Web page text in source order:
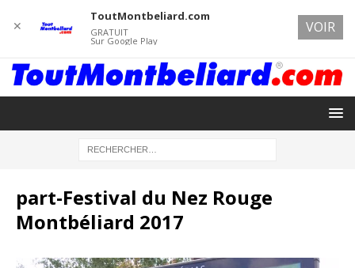
part-Festival du Nez Rouge
Montbéliard 2017
✕
ToutMontbeliard.com
GRATUIT
Sur Google Play
VOIR